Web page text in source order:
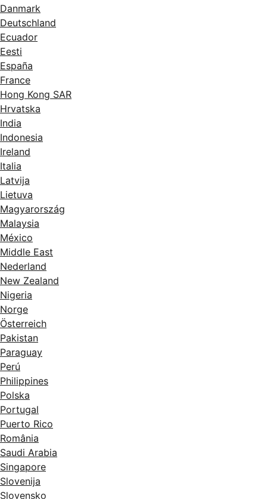
de sortie
réception, massicot horizontal
automatique
1390 x 760 x 1080 mm
Danmark
Deutschland
Ecuador
Eesti
España
France
Hong Kong SAR
Hrvatska
India
Indonesia
Ireland
Italia
Latvija
Lietuva
Magyarország
Malaysia
México
Middle East
Nederland
New Zealand
Nigeria
Norge
Österreich
Pakistan
Paraguay
Perú
Philippines
Polska
Portugal
Puerto Rico
România
Saudi Arabia
Singapore
Slovenija
Slovensko